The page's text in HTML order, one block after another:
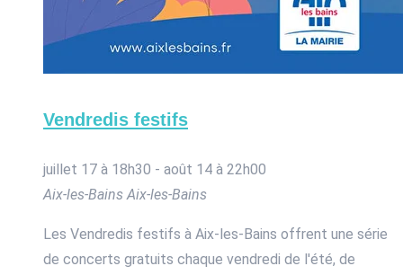
Vendredis festifs
juillet 17 à 18h30 - août 14 à 22h00
Aix-les-BainsAix-les-Bains
Les Vendredis festifs à Aix-les-Bains offrent une série
de concerts gratuits chaque vendredi de l'été, de